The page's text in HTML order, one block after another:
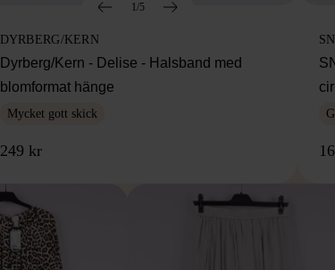
1/5
DYRBERG/KERN
Dyrberg/Kern - Delise - Halsband med
blomformat hänge
Mycket gott skick
249 kr